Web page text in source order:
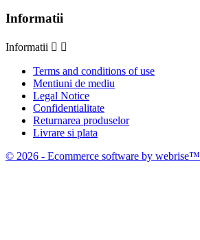
Informatii
Informatii  
Terms and conditions of use
Mentiuni de mediu
Legal Notice
Confidentialitate
Returnarea produselor
Livrare si plata
© 2026 - Ecommerce software by webrise™